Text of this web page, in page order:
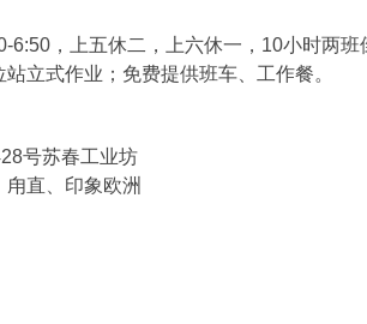
，上五休二，上六休一，10小时两班
立式作业；免费提供班车、工作餐。
号苏春工业坊
直、印象欧洲